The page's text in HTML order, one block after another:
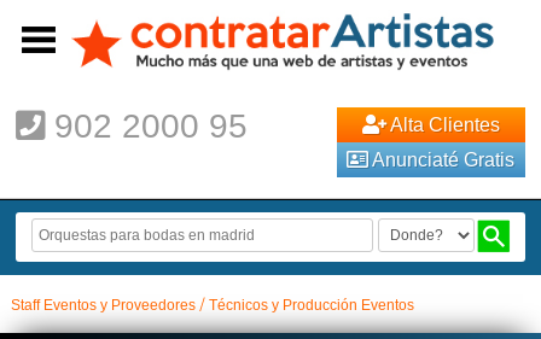
902 2000 95
Alta Clientes
Anunciaté Gratis
Staff Eventos y Proveedores Técnicos y Producción Eventos